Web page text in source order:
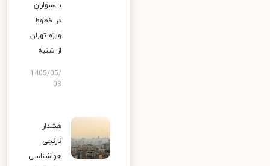
ت‌سواران
در خطوط
ویژه تهران
از شنبه
1405/05/
03
هشدار
نارنجی
هواشناسی